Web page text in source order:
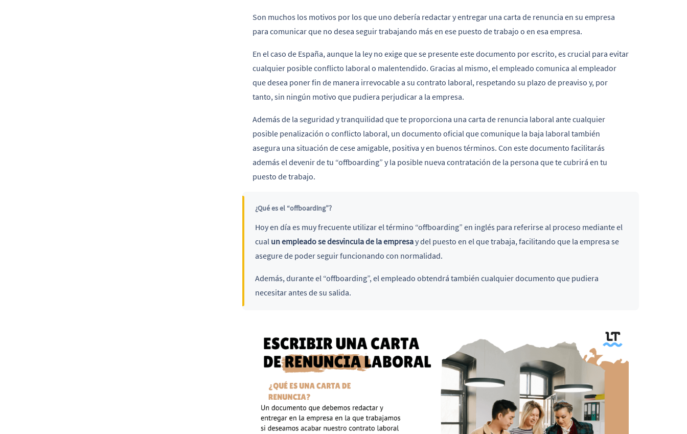
Son muchos los motivos por los que uno debería redactar y entregar una carta de renuncia en su empresa
para comunicar que no desea seguir trabajando más en ese puesto de trabajo o en esa empresa.
En el caso de España, aunque la ley no exige que se presente este documento por escrito, es crucial para evitar
cualquier posible conflicto laboral o malentendido. Gracias al mismo, el empleado comunica al empleador
que desea poner fin de manera irrevocable a su contrato laboral, respetando su plazo de preaviso y, por
tanto, sin ningún motivo que pudiera perjudicar a la empresa.
Además de la seguridad y tranquilidad que te proporciona una carta de renuncia laboral ante cualquier
posible penalización o conflicto laboral, un documento oficial que comunique la baja laboral también
asegura una situación de cese amigable, positiva y en buenos términos. Con este documento facilitarás
además el devenir de tu “offboarding” y la posible nueva contratación de la persona que te cubrirá en tu
puesto de trabajo.
¿Qué es el “offboarding”?
Hoy en día es muy frecuente utilizar el término “offboarding” en inglés para referirse al proceso mediante el
cual un empleado se desvincula de la empresay del puesto en el que trabaja, facilitando que la empresa se
asegure de poder seguir funcionando con normalidad.
Además, durante el “offboarding”, el empleado obtendrá también cualquier documento que pudiera
necesitar antes de su salida.